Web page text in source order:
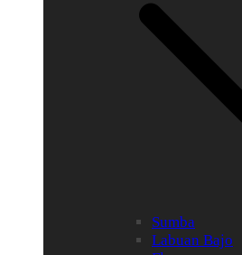
Sumba
Labuan Bajo